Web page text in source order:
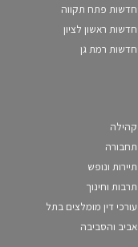
חדשות פתח תקווה
חדשות ראשון לציון
חדשות רמת גן
קהילה
תחבורה
תיירות ונופש
תרבות וחינוך
עורכי דין מומלצים בתל
אביב והסביבה